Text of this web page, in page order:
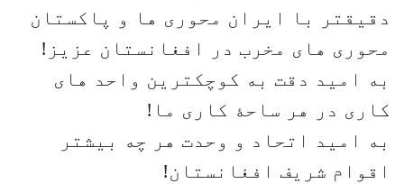
دقیقتر با ایران محوری ها و پاکستان
محوری های مخرب در افغانستان عزیز!
به امید دقت به کوچکترین واحد های
کاری در هر ساحۀ کاری ما!
به امید اتحاد و وحدت هر چه بیشتر
اقوام شریف افغانستان!